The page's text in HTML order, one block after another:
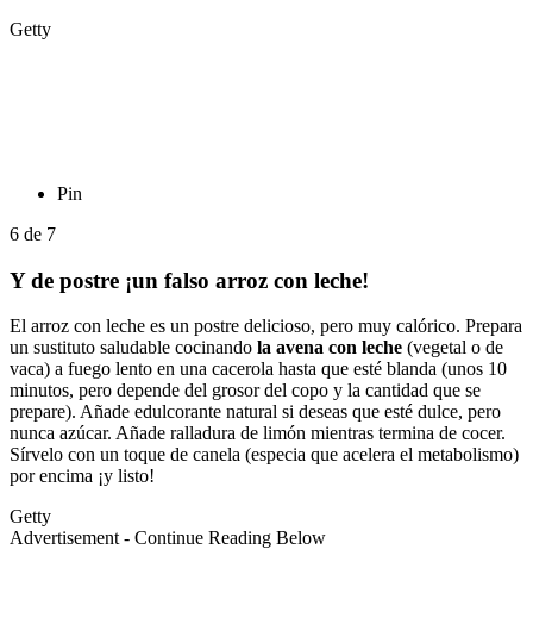
Getty
Pin
6 de 7
Y de postre ¡un falso arroz con leche!
El arroz con leche es un postre delicioso, pero muy calórico. Prepara
un sustituto saludable cocinando la avena con leche (vegetal o de
vaca) a fuego lento en una cacerola hasta que esté blanda (unos 10
minutos, pero depende del grosor del copo y la cantidad que se
prepare). Añade edulcorante natural si deseas que esté dulce, pero
nunca azúcar. Añade ralladura de limón mientras termina de cocer.
Sírvelo con un toque de canela (especia que acelera el metabolismo)
por encima ¡y listo!
Getty
Advertisement - Continue Reading Below